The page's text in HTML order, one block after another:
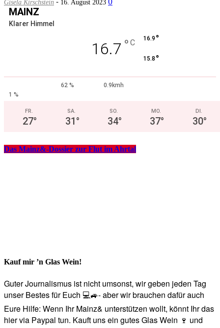
Gisela Kirschstein 16. August 2023
MAINZ
Klarer Himmel
16.7 ° C 16.9 °
15.8 °
62 %
0.9kmh
1 %
FR.
27°
SA.
31°
SO.
34°
MO.
37°
DI.
30°
Das Mainz&-Dossier zur Flut im Ahrtal
Kauf mir ’n Glas Wein!
Guter Journalismus ist nicht umsonst, wir geben jeden Tag
unser Bestes für Euch 💻🚙- aber wir brauchen dafür auch
Eure Hilfe: Wenn Ihr Mainz& unterstützen wollt, könnt Ihr das
hier via Paypal tun. Kauft uns ein gutes Glas Wein 🍷 und